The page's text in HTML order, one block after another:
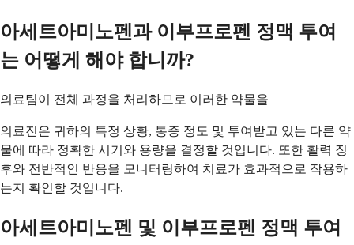
아세트아미노펜과 이부프로펜 정맥 투여
는 어떻게 해야 합니까?
의료팀이 전체 과정을 처리하므로 이러한 약물을
의료진은 귀하의 특정 상황, 통증 정도 및 투여받고 있는 다른 약
물에 따라 정확한 시기와 용량을 결정할 것입니다. 또한 활력 징
후와 전반적인 반응을 모니터링하여 치료가 효과적으로 작용하
는지 확인할 것입니다.
아세트아미노펜 및 이부프로펜 정맥 투여